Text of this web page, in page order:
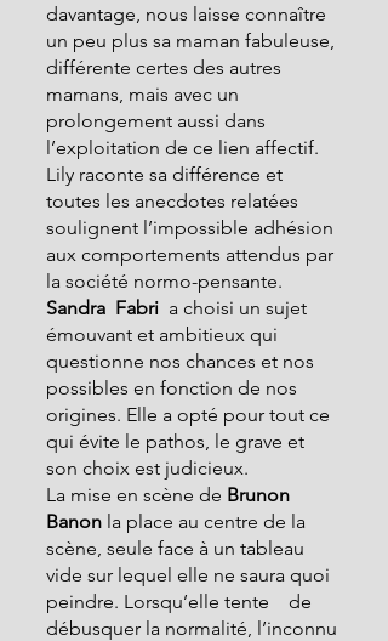
davantage, nous laisse connaître
un peu plus sa maman fabuleuse,
différente certes des autres
mamans, mais avec un
prolongement aussi dans
l’exploitation de ce lien affectif.
Lily raconte sa différence et
toutes les anecdotes relatées
soulignent l’impossible adhésion
aux comportements attendus par
la société normo-pensante.
Sandra  Fabri a choisi un sujet
émouvant et ambitieux qui
questionne nos chances et nos
possibles en fonction de nos
origines. Elle a opté pour tout ce
qui évite le pathos, le grave et
son choix est judicieux.
La mise en scène de Brunon
Banon la place au centre de la
scène, seule face à un tableau
vide sur lequel elle ne saura quoi
peindre. Lorsqu’elle tente    de
débusquer la normalité, l’inconnu